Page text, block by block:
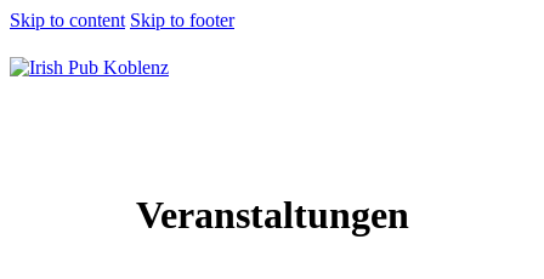
Skip to content Skip to footer
Veranstaltungen